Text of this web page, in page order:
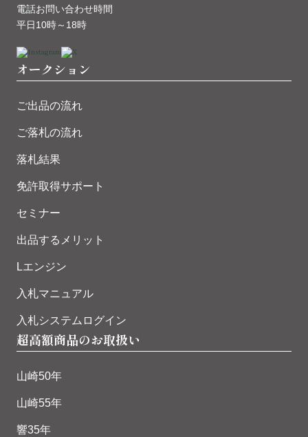
電話お問い合わせ時間
平日10時～18時
オークション
ご出品の流れ
ご落札の流れ
落札結果
免許取得サポート
セミナー
出品するメリット
Lエンジン
入札マニュアル
入札システムログイン
超高額商品のお取扱い
山崎50年
山崎55年
響35年